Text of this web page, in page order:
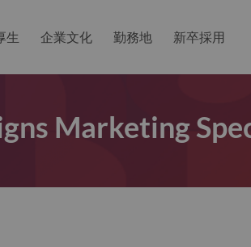
生 企業文化 勤務地 新卒採用
Marketing